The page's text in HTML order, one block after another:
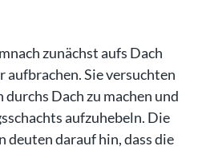
zunächst aufs Dach
aufbrachen. Sie versuchten
Dach zu machen und
aufzuhebeln. Die
darauf hin, dass die